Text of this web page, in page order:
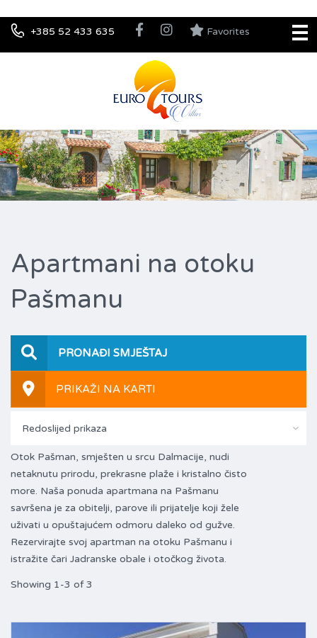
+385 52 433 635 Favorites
Apartmani na otoku
Pašmanu
PRONAĐI SMJEŠTAJ
PRIKAŽI NA KARTI
Redoslijed prikaza
Otok Pašman, smješten u srcu Dalmacije, nudi
netaknutu prirodu, prekrasne plaže i kristalno čisto
more. Naša ponuda apartmana na Pašmanu
savršena je za obitelji, parove ili prijatelje koji žele
uživati u opuštajućem odmoru daleko od gužve.
Rezervirajte svoj apartman na otoku Pašmanu i
istražite čari Jadranske obale i otočkog života.
Showing 1-3 of 3